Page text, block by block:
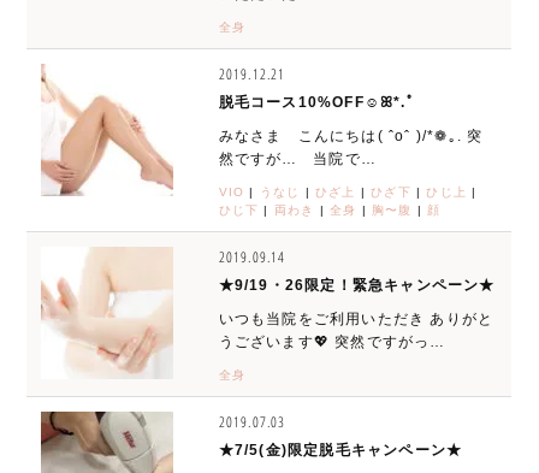
全身
2019.12.21
脱毛コース10%OFF☺︎ꕤ*.ﾟ
みなさま こんにちは( ˆoˆ )/*❁｡. 突
然ですが… 当院で…
VIO うなじ ひざ上 |ひざ下 |ひじ上
ひじ下
両わき 全身 胸〜腹 顔
2019.09.14
★9/19・26限定！緊急キャンペーン★
いつも当院をご利用いただき ありがと
うございます💖 突然ですがっ…
全身
2019.07.03
★7/5(金)限定脱毛キャンペーン★